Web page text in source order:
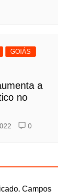
GOIÁS
a
no
0
Campos